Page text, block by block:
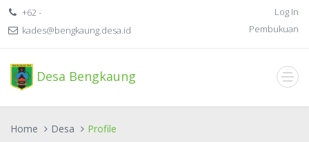
+62 -
kades@bengkaung.desa.id
Log In
Pembukuan
Desa Bengkaung
Home Desa Profile